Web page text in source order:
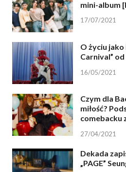
mini-album
17/07/2021
O życiu
Carnival” od
16/05/2021
Czym dla
miłość?
comebacku
27/04/2021
Dekada
„PAGE”